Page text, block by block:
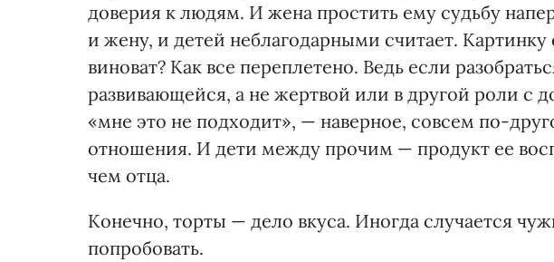
доверия к людям. И жена простить ему судьбу
и жену, и детей неблагодарными считает. Картинку
виноват? Как все переплетено. Ведь если
развивающейся, а не жертвой или в другой роли с
«мне это не подходит», — наверное, совсем по-
отношения. И дети между прочим — продукт ее
чем отца.
Конечно, торты — дело вкуса. Иногда случается
попробовать.